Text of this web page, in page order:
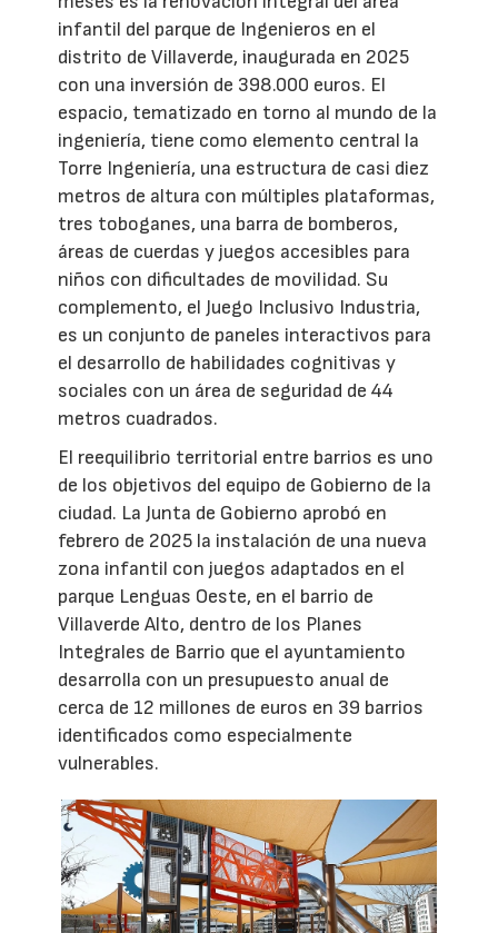
infantil del parque de Ingenieros en el
distrito de Villaverde, inaugurada en 2025
con una inversión de 398.000 euros. El
espacio, tematizado en torno al mundo de la
ingeniería, tiene como elemento central la
Torre Ingeniería, una estructura de casi diez
metros de altura con múltiples plataformas,
tres toboganes, una barra de bomberos,
áreas de cuerdas y juegos accesibles para
niños con dificultades de movilidad. Su
complemento, el Juego Inclusivo Industria,
es un conjunto de paneles interactivos para
el desarrollo de habilidades cognitivas y
sociales con un área de seguridad de 44
metros cuadrados.
El reequilibrio territorial entre barrios es uno
de los objetivos del equipo de Gobierno de la
ciudad. La Junta de Gobierno aprobó en
febrero de 2025 la instalación de una nueva
zona infantil con juegos adaptados en el
parque Lenguas Oeste, en el barrio de
Villaverde Alto, dentro de los Planes
Integrales de Barrio que el ayuntamiento
desarrolla con un presupuesto anual de
cerca de 12 millones de euros en 39 barrios
identificados como especialmente
vulnerables.